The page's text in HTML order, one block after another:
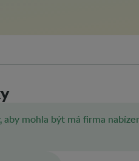
mohla být má firma